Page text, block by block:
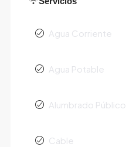
Agua Corriente
Agua Potable
Alumbrado Público
Cable